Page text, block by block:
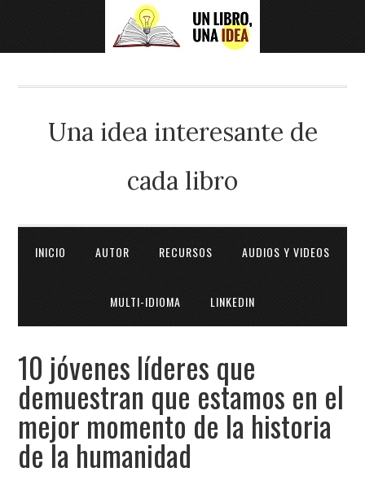
Una idea interesante de
cada libro
INICIO AUTOR RECURSOS AUDIOS Y VIDEOS
MULTI-IDIOMA LINKEDIN
10 jóvenes líderes que
demuestran que estamos en el
mejor momento de la historia
de la humanidad